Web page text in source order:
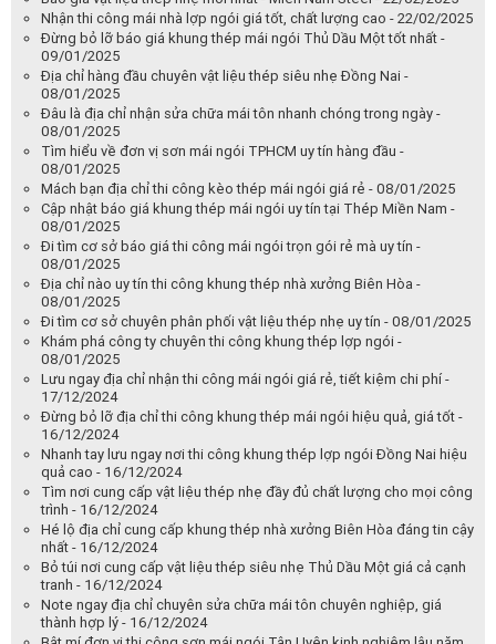
Nhận thi công mái nhà lợp ngói giá tốt, chất lượng cao - 22/02/2025
Đừng bỏ lỡ báo giá khung thép mái ngói Thủ Dầu Một tốt nhất -
09/01/2025
Địa chỉ hàng đầu chuyên vật liệu thép siêu nhẹ Đồng Nai -
08/01/2025
Đâu là địa chỉ nhận sửa chữa mái tôn nhanh chóng trong ngày -
08/01/2025
Tìm hiểu về đơn vị sơn mái ngói TPHCM uy tín hàng đầu -
08/01/2025
Mách bạn địa chỉ thi công kèo thép mái ngói giá rẻ - 08/01/2025
Cập nhật báo giá khung thép mái ngói uy tín tại Thép Miền Nam -
08/01/2025
Đi tìm cơ sở báo giá thi công mái ngói trọn gói rẻ mà uy tín -
08/01/2025
Địa chỉ nào uy tín thi công khung thép nhà xưởng Biên Hòa -
08/01/2025
Đi tìm cơ sở chuyên phân phối vật liệu thép nhẹ uy tín - 08/01/2025
Khám phá công ty chuyên thi công khung thép lợp ngói -
08/01/2025
Lưu ngay địa chỉ nhận thi công mái ngói giá rẻ, tiết kiệm chi phí -
17/12/2024
Đừng bỏ lỡ địa chỉ thi công khung thép mái ngói hiệu quả, giá tốt -
16/12/2024
Nhanh tay lưu ngay nơi thi công khung thép lợp ngói Đồng Nai hiệu
quả cao - 16/12/2024
Tìm nơi cung cấp vật liệu thép nhẹ đầy đủ chất lượng cho mọi công
trình - 16/12/2024
Hé lộ địa chỉ cung cấp khung thép nhà xưởng Biên Hòa đáng tin cậy
nhất - 16/12/2024
Bỏ túi nơi cung cấp vật liệu thép siêu nhẹ Thủ Dầu Một giá cả cạnh
tranh - 16/12/2024
Note ngay địa chỉ chuyên sửa chữa mái tôn chuyên nghiệp, giá
thành hợp lý - 16/12/2024